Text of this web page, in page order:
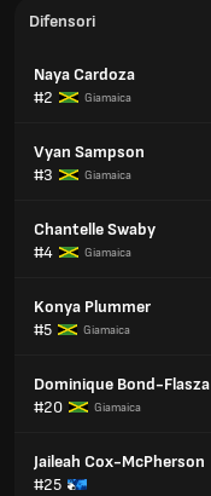
Difensori
Naya Cardoza
#2
Giamaica
Vyan Sampson
#3
Giamaica
Chantelle Swaby
#4
Giamaica
Konya Plummer
#5
Giamaica
Dominique Bond-Flasza
#20
Giamaica
Jaileah Cox-McPherson
#25